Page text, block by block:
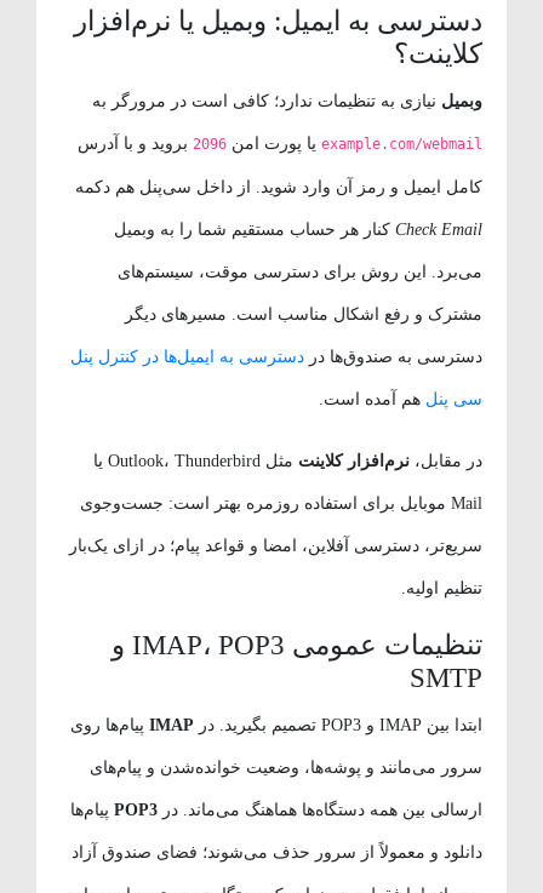
دسترسی به ایمیل: وبمیل یا نرم‌افزار
کلاینت؟
وبمیلنیازی به تنظیمات ندارد؛ کافی است در مرورگر به
example.com/webmailیا پورت امن2096بروید و با آدرس
کامل ایمیل و رمز آن وارد شوید. از داخل سی‌پنل هم دکمه
Check Emailکنار هر حساب مستقیم شما را به وبمیل
می‌برد. این روش برای دسترسی موقت، سیستم‌های
مشترک و رفع اشکال مناسب است. مسیرهای دیگر
دسترسی به صندوق‌ها دردسترسی به ایمیل‌ها در کنترل پنل
سی پنلهم آمده است.
در مقابل، نرم‌افزار کلاینت مثل Outlook، Thunderbird یا
Mail موبایل برای استفاده روزمره بهتر است: جست‌وجوی
سریع‌تر، دسترسی آفلاین، امضا و قواعد پیام؛ در ازای یک‌بار
تنظیم اولیه.
تنظیمات عمومی IMAP، POP3 و
SMTP
ابتدا بین IMAP و POP3 تصمیم بگیرید. در IMAPپیام‌ها روی
سرور می‌مانند و پوشه‌ها، وضعیت خوانده‌شدن و پیام‌های
ارسالی بین همه دستگاه‌ها هماهنگ می‌ماند. درPOP3پیام‌ها
دانلود و معمولاً از سرور حذف می‌شوند؛ فضای صندوق آزاد